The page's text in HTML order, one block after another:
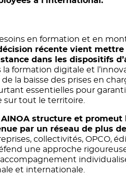
en formation et en
récente vient
dans les dispositifs
la formation digitale et
la baisse des prises en
essentielles pour
sur tout le territoire.
AINOA structure et
par un réseau de plus
collectivités, OPCO,
une approche
et internationale.